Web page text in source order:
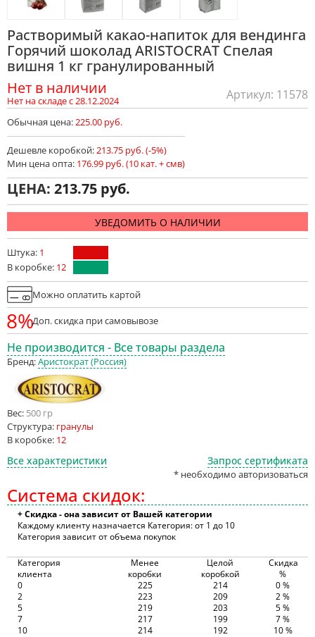
Растворимый какао-напиток для вендинга
Горячий шоколад ARISTOCRAT Спелая
вишня 1 кг гранулированный
Нет в наличии
Нет на складе с 28.12.2024 Артикул: 11578
Обычная цена:225.00 руб.
Дешевле коробкой:213.75 руб. (-5%)
Мин цена опта: 176.99 руб. (10 кат. + смв)
ЦЕНА: 213.75
УВЕДОМИТЬ О НАЛИЧИИ
Штука: 1
В коробке: 12
Можно оплатить картой
8%Доп. скидка при самовывозе
Не производится - Все товары раздела
Бренд:Аристократ (Россия)
Вес: 500 гр
Структура: гранулы
В коробке: 12
Все характеристики Запрос сертификата
* необходимо авторизоваться
Система скидок:
+ Скидка - она зависит от Вашей категории
Каждому клиенту назначается Категория: от 1 до 10
Категория зависит от объема покупок
Категория
клиента
Менее
коробки
Целой
коробкой
Скидка
%
0
225 214
0 %
2
223 209
2 %
5
219 203
5 %
7
217 199
7 %
10
214 192 10 %